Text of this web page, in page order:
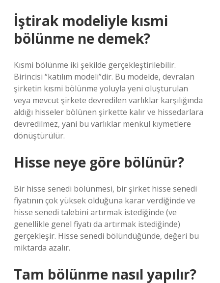
İştirak modeliyle kısmi
bölünme ne demek?
Kısmi bölünme iki şekilde gerçekleştirilebilir.
Birincisi “katılım modeli”dir. Bu modelde, devralan
şirketin kısmi bölünme yoluyla yeni oluşturulan
veya mevcut şirkete devredilen varlıklar karşılığında
aldığı hisseler bölünen şirkette kalır ve hissedarlara
devredilmez, yani bu varlıklar menkul kıymetlere
dönüştürülür.
Hisse neye göre bölünür?
Bir hisse senedi bölünmesi, bir şirket hisse senedi
fiyatının çok yüksek olduğuna karar verdiğinde ve
hisse senedi talebini artırmak istediğinde (ve
genellikle genel fiyatı da artırmak istediğinde)
gerçekleşir. Hisse senedi bölündüğünde, değeri bu
miktarda azalır.
Tam bölünme nasıl yapılır?